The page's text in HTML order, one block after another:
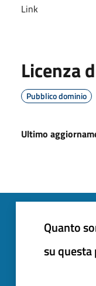
Link
Licenza
Pubblico dominio
Ultimo
Quanto
su questa